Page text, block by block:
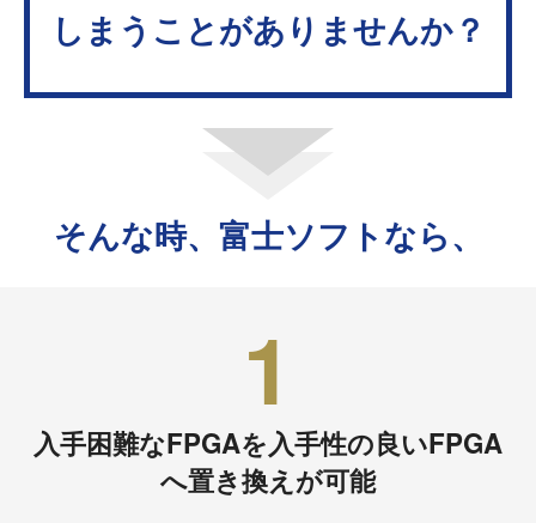
しまうことがありませんか？
そんな時、富士ソフトなら、
1
入手困難なFPGAを入手性の良いFPGA
へ置き換えが可能